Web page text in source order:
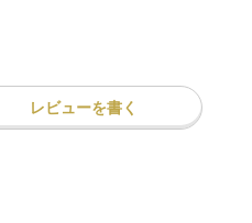
レビューを書く